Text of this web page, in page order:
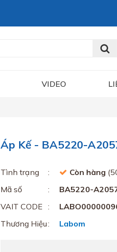
VIDEO
Áp Kế - BA5220-
Tình trạng Còn hàng
Mã số
BA5220-
VAIT CODE
Thương Hiệu
Labom